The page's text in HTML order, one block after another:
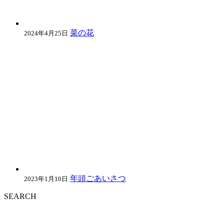
2024年4月25日 菜の花
2023年1月10日 年頭ごあいさつ
SEARCH